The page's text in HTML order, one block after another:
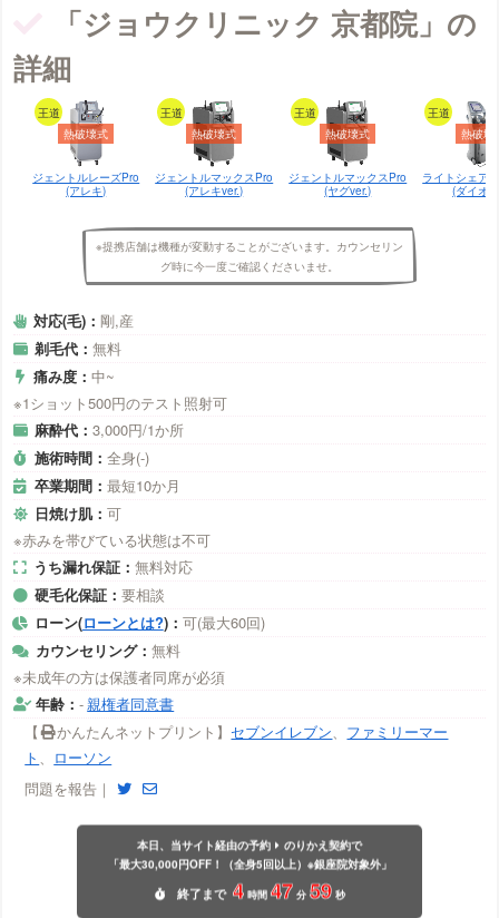
「ジョウクリニック 京都院」の
詳細
熱破壊式
ジェントルレーズPro
(アレキ)
王道
熱破壊式
ジェントルマックスPro
(アレキver.)
王道
熱破壊式
ジェントルマックスPro
(ヤグver.)
王道
熱破壊
ライトシェア
(ダイオ
王道
※提携店舗は機種が変動することがございます。カウンセリン
グ時に今一度ご確認くださいませ。
対応(毛)：剛,産
剃毛代：無料
痛み度：中~
※1ショット500円のテスト照射可
麻酔代：3,000円/1か所
施術時間： 全身(-)
卒業期間： 最短10か月
日焼け肌： 可
※赤みを帯びている状態は不可
うち漏れ保証： 無料対応
硬毛化保証： 要相談
ローン(ローンとは?)： 可(最大60回)
カウンセリング： 無料
※未成年の方は保護者同席が必須
年齢：-親権者同意書
【
かんたんネットプリント】 セブンイレブン
ファミリーマー
ト
ローソン
問題を報告｜
本日、当サイト経由の予約
のりかえ契約で
「最大30,000円OFF！（全身5回以上）※銀座院対象外」
終了 まで 4 時間 47 分 59 秒